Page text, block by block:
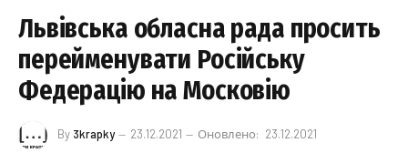
Львівська обласна рада просить
перейменувати Російську
Федерацію на Московію
By 3krapky 23.12.2021 Оновлено: 23.12.2021